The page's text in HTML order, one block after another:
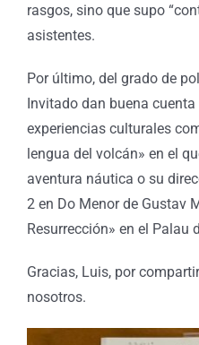
rasgos, sino que supo
asistentes.
Por último, del grado de
Invitado dan buena
experiencias culturales
lengua del volcán» en el
aventura náutica o su
2 en Do Menor de Gustav
Resurrección» en el Palau
Gracias, Luis, por
nosotros.